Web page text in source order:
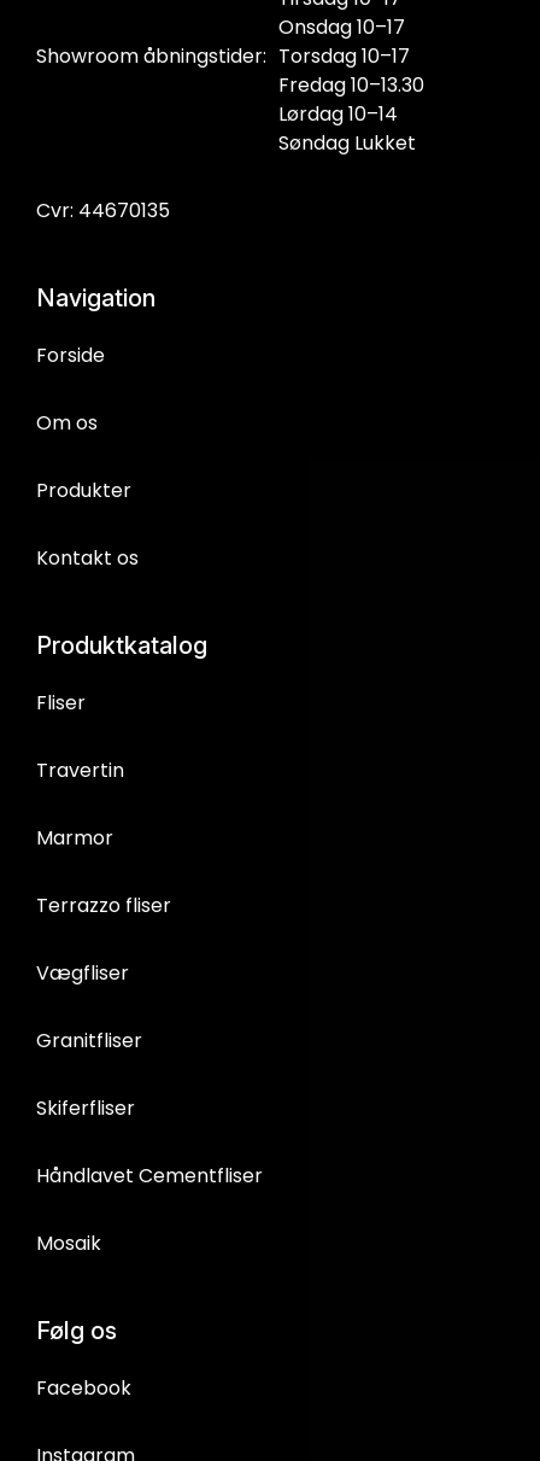
Showroom åbningstider:
Onsdag 10–17
Torsdag 10–17
Fredag 10–13.30
Lørdag 10–14
Søndag Lukket
Cvr: 44670135
Navigation
Forside
Om os
Produkter
Kontakt os
Produktkatalog
Fliser
Travertin
Marmor
Terrazzo fliser
Vægfliser
Granitfliser
Skiferfliser
Håndlavet Cementfliser
Mosaik
Følg os
Facebook